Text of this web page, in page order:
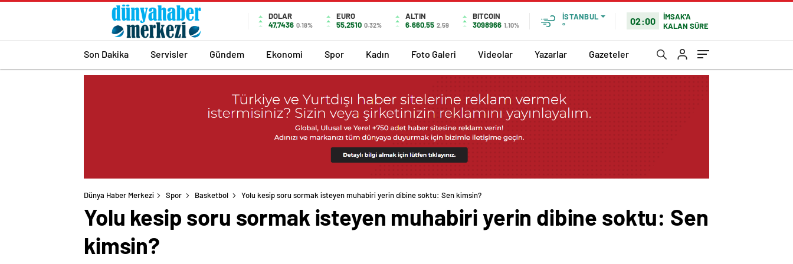
DOLAR
47,7436 0.18%
EURO
55,2510 0.32%
ALTIN
6.660,55 2,59
BITCOIN
3098966 1,10%
İSTANBUL
°
02:00
İMSAK'A
KALAN SÜRE
Son Dakika Servisler Gündem Ekonomi Spor Kadın Foto Galeri Videolar Yazarlar Gazeteler
Dünya Haber Merkezi Spor Basketbol Yolu kesip soru sormak isteyen muhabiri yerin dibine soktu: Sen kimsin?
Yolu kesip soru sormak isteyen muhabiri yerin dibine soktu: Sen
kimsin?